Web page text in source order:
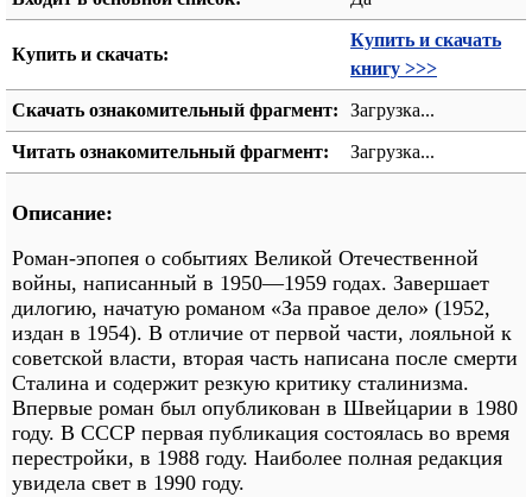
Купить и скачать:
Купить и скачать
книгу >>>
Скачать ознакомительный фрагмент: Загрузка...
Читать ознакомительный фрагмент: Загрузка...
Описание:
Роман-эпопея о событиях Великой Отечественной
войны, написанный в 1950—1959 годах. Завершает
дилогию, начатую романом «За правое дело» (1952,
издан в 1954). В отличие от первой части, лояльной к
советской власти, вторая часть написана после смерти
Сталина и содержит резкую критику сталинизма.
Впервые роман был опубликован в Швейцарии в 1980
году. В СССР первая публикация состоялась во время
перестройки, в 1988 году. Наиболее полная редакция
увидела свет в 1990 году.